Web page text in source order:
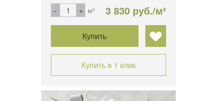
м² 3 830 руб./м²
Купить
Купить в 1 клик